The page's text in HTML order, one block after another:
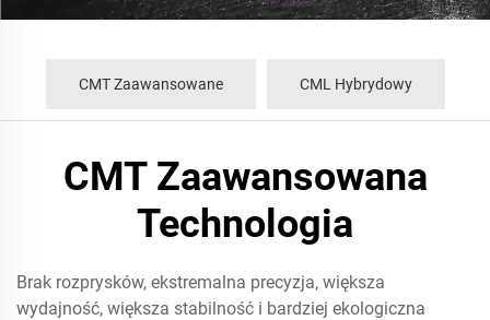
CMT Zaawansowane CML Hybrydowy
CMT Zaawansowana
Technologia
Brak rozprysków, ekstremalna precyzja, większa
wydajność, większa stabilność i bardziej ekologiczna